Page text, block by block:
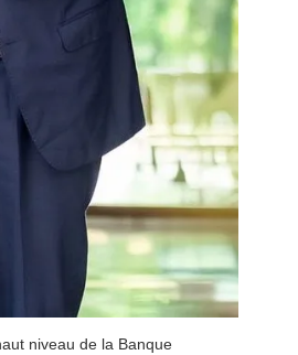
niveau de la Banque